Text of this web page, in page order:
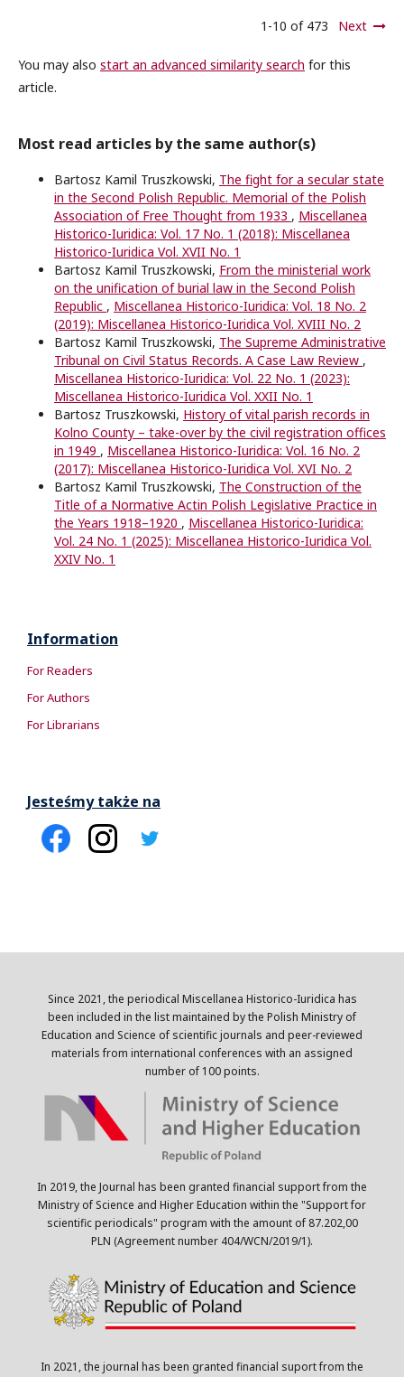
1-10 of 473 Next
You may also start an advanced similarity search for this
article.
Most read articles by the same author(s)
Bartosz Kamil Truszkowski, The fight for a secular state
in the Second Polish Republic. Memorial of the Polish
Association of Free Thought from 1933 , Miscellanea
Historico-Iuridica: Vol. 17 No. 1 (2018): Miscellanea
Historico-Iuridica Vol. XVII No. 1
Bartosz Kamil Truszkowski, From the ministerial work
on the unification of burial law in the Second Polish
Republic , Miscellanea Historico-Iuridica: Vol. 18 No. 2
(2019): Miscellanea Historico-Iuridica Vol. XVIII No. 2
Bartosz Kamil Truszkowski, The Supreme Administrative
Tribunal on Civil Status Records. A Case Law Review ,
Miscellanea Historico-Iuridica: Vol. 22 No. 1 (2023):
Miscellanea Historico-Iuridica Vol. XXII No. 1
Bartosz Truszkowski, History of vital parish records in
Kolno County – take-over by the civil registration offices
in 1949 , Miscellanea Historico-Iuridica: Vol. 16 No. 2
(2017): Miscellanea Historico-Iuridica Vol. XVI No. 2
Bartosz Kamil Truszkowski, The Construction of the
Title of a Normative Actin Polish Legislative Practice in
the Years 1918–1920 , Miscellanea Historico-Iuridica:
Vol. 24 No. 1 (2025): Miscellanea Historico-Iuridica Vol.
XXIV No. 1
Information
For Readers
For Authors
For Librarians
Jesteśmy także na
Since 2021, the periodical Miscellanea Historico-Iuridica has
been included in the list maintained by the Polish Ministry of
Education and Science of scientific journals and peer-reviewed
materials from international conferences with an assigned
number of 100 points.
In 2019, the Journal has been granted financial support from the
Ministry of Science and Higher Education within the "Support for
scientific periodicals" program with the amount of 87.202,00
PLN (Agreement number 404/WCN/2019/1).
In 2021, the journal has been granted financial suport from the